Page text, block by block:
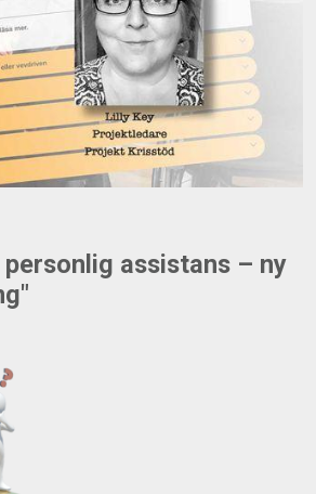
assistans – ny